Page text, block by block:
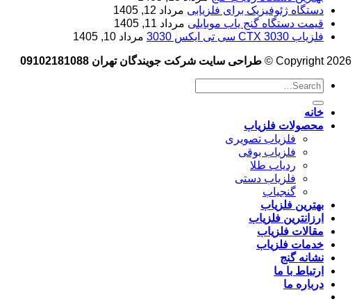
دستگاه ژئوفیزیک برای فلزیابی مرداد 12, 1405
قیمت دستگاه گنج یاب موبایلی مرداد 11, 1405
فلزیاب CTX 3030 سی تی ایکس 3030
مرداد 10, 1405
Copyright 2026 © طراحی سایت شرکت جویندگان تهران 09102181088
خانه
محصولات فلزیاب
فلزیاب تصویری
فلزیاب بوقی
ردیاب طلا
فلزیاب دستی
گنجیاب
بهترین فلزیاب
ارزانترین فلزیاب
مقالات فلزیاب
خدمات فلزیاب
نشانه گنج
ارتباط با ما
درباره ما